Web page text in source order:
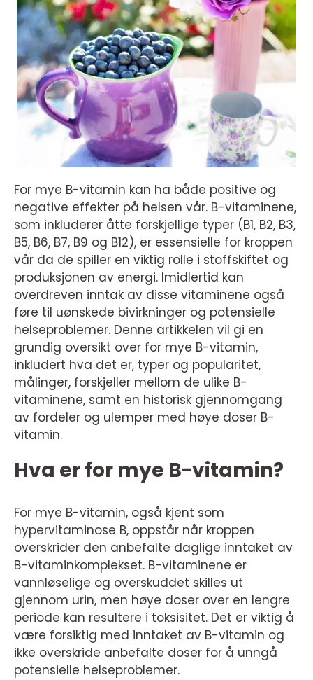
For mye B-vitamin kan ha både positive og
negative effekter på helsen vår. B-vitaminene,
som inkluderer åtte forskjellige typer (B1, B2, B3,
B5, B6, B7, B9 og B12), er essensielle for kroppen
vår da de spiller en viktig rolle i stoffskiftet og
produksjonen av energi. Imidlertid kan
overdreven inntak av disse vitaminene også
føre til uønskede bivirkninger og potensielle
helseproblemer. Denne artikkelen vil gi en
grundig oversikt over for mye B-vitamin,
inkludert hva det er, typer og popularitet,
målinger, forskjeller mellom de ulike B-
vitaminene, samt en historisk gjennomgang
av fordeler og ulemper med høye doser B-
vitamin.
Hva er for mye B-vitamin?
For mye B-vitamin, også kjent som
hypervitaminose B, oppstår når kroppen
overskrider den anbefalte daglige inntaket av
B-vitaminkomplekset. B-vitaminene er
vannløselige og overskuddet skilles ut
gjennom urin, men høye doser over en lengre
periode kan resultere i toksisitet. Det er viktig å
være forsiktig med inntaket av B-vitamin og
ikke overskride anbefalte doser for å unngå
potensielle helseproblemer.